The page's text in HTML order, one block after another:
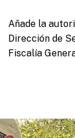
Añade la
Dirección de
Fiscalía